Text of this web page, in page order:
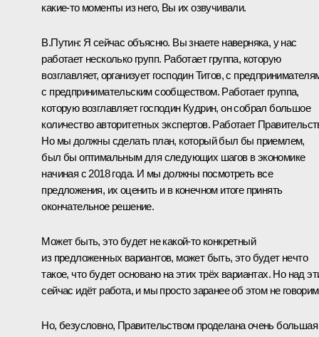
какие‑то моменты из него, Вы их озвучивали.
В.Путин: Я сейчас объясню. Вы знаете наверняка, у нас
работает несколько групп. Работает группа, которую
возглавляет, организует господин Титов, с
с предпринимательским сообществом. Работает группа,
которую возглавляет господин Кудрин, он собрал большое
количество авторитетных экспертов. Работает
Но мы должны сделать план, который был бы приемлем,
был бы оптимальным для следующих шагов в экономике
начиная с 2018 года. И мы должны посмотреть все
предложения, их оценить и в конечном итоге принять
окончательное решение.
Может быть, это будет не какой‑то конкретный
из предложенных вариантов, может быть, это будет нечто
такое, что будет основано на этих трёх вариантах. Но над
сейчас идёт работа, и мы просто заранее об этом не
Но, безусловно, Правительством проделана очень большая